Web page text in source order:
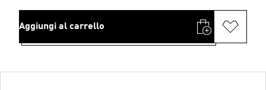
Aggiungi al carrello